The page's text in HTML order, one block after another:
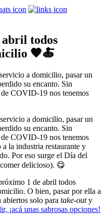
todos
🧡🍝
a domicilio, pasar un
su encanto. Sin
COVID-19 nos tenemos
a domicilio, pasar un
su encanto. Sin
COVID-19 nos tenemos
a la industria restaurante y
Por eso surge el Día del
delicioso). 😋
1 de abril todos
O bien, pasar por ella a
abiertos solo para take-outy
¡acá unas sabrosas opciones!